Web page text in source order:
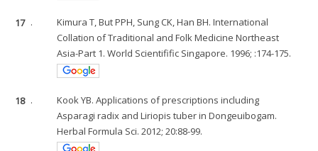
17 .
Kimura T, But PPH, Sung CK, Han BH. International
Collation of Traditional and Folk Medicine Northeast
Asia-Part 1. World Scientifific Singapore. 1996; :174-175.
18 .
Kook YB. Applications of prescriptions including
Asparagi radix and Liriopis tuber in Dongeuibogam.
Herbal Formula Sci. 2012; 20:88-99.